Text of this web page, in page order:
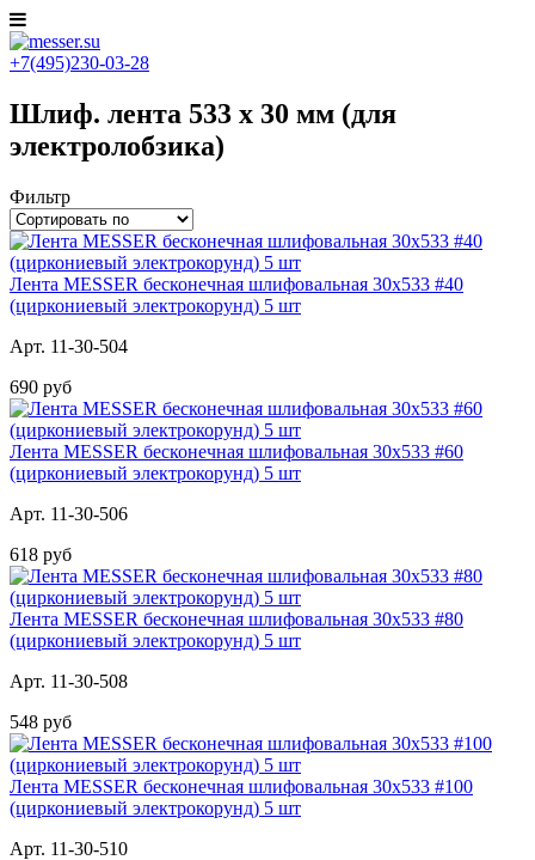
+7(495)230-03-28
Шлиф. лента 533 х 30 мм (для
электролобзика)
Фильтр
Лента MESSER бесконечная шлифовальная 30х533 #40
(циркониевый электрокорунд) 5 шт
Арт. 11-30-504
690 руб
Лента MESSER бесконечная шлифовальная 30х533 #60
(циркониевый электрокорунд) 5 шт
Арт. 11-30-506
618 руб
Лента MESSER бесконечная шлифовальная 30х533 #80
(циркониевый электрокорунд) 5 шт
Арт. 11-30-508
548 руб
Лента MESSER бесконечная шлифовальная 30х533 #100
(циркониевый электрокорунд) 5 шт
Арт. 11-30-510